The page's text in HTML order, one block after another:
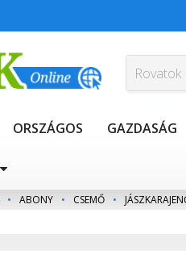
ORSZÁGOS GAZDASÁG
• ABONY • CSEMŐ •